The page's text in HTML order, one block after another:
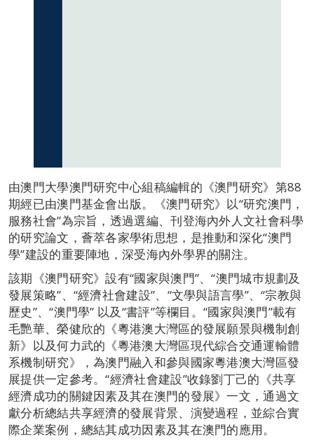
由澳門大學澳門研究中心組稿編輯的《澳門研究》第88
期經已由澳門基金會出版。《澳門研究》以“研究澳門，
服務社會”為宗旨，透過選編、刊登海內外人文社會科學
的研究論文，薈萃各家學術思想，是推動和深化“澳門
學”建設的重要陣地，深受海內外學界的關注。
該期《澳門研究》設有“國家與澳門”、“澳門城巿規劃及
發展策略”、“經濟社會建設”、“文學與語言學”、“宗教與
歷史”、“澳門學” 以及“書評”等欄目。“國家與澳門”載有
毛艷華、榮健欣的《粵港澳大灣區的發展願景與機制創
新》以及何力武的《粵港澳大灣區現代綜合交通運輸體
系機制研究》，為澳門融入和參與國家粵港澳大灣區發
展提供一定參考。“經濟社會建設”收錄劉丁己的《共享
經濟成功的關鍵因素及其在澳門的發展》一文，通過文
獻分析總結共享經濟的發展背景、演變過程，並綜合實
際企業案例，總結其成功因素及其在澳門的應用。